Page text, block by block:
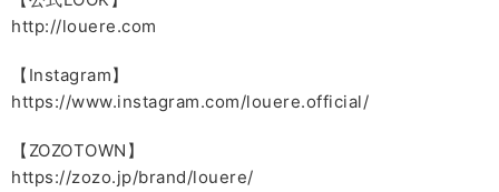
http://louere.com
【Instagram】
https://www.instagram.com/louere.official/
【ZOZOTOWN】
https://zozo.jp/brand/louere/